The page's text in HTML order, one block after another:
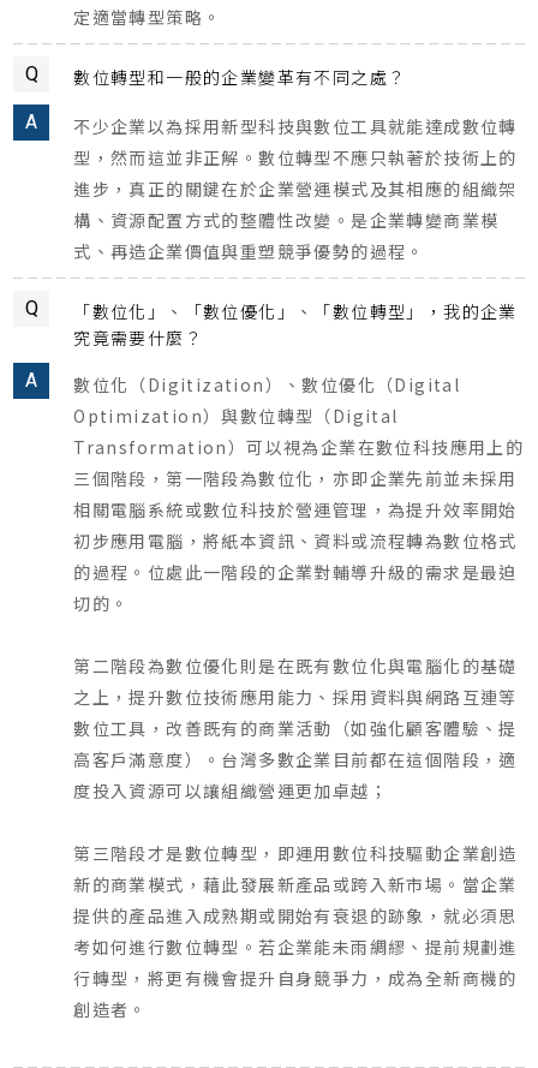
定適當轉型策略。
Q 數位轉型和一般的企業變革有不同之處？
A
不少企業以為採用新型科技與數位工具就能達成數位轉
型，然而這並非正解。數位轉型不應只執著於技術上的
進步，真正的關鍵在於企業營運模式及其相應的組織架
構、資源配置方式的整體性改變。是企業轉變商業模
式、再造企業價值與重塑競爭優勢的過程。
Q
「數位化」、「數位優化」、「數位轉型」，我的企業
究竟需要什麼？
A
數位化（Digitization）、數位優化（Digital
Optimization）與數位轉型（Digital
Transformation）可以視為企業在數位科技應用上的
三個階段，第一階段為數位化，亦即企業先前並未採用
相關電腦系統或數位科技於營運管理，為提升效率開始
初步應用電腦，將紙本資訊、資料或流程轉為數位格式
的過程。位處此一階段的企業對輔導升級的需求是最迫
切的。
第二階段為數位優化則是在既有數位化與電腦化的基礎
之上，提升數位技術應用能力、採用資料與網路互連等
數位工具，改善既有的商業活動（如強化顧客體驗、提
高客戶滿意度）。台灣多數企業目前都在這個階段，適
度投入資源可以讓組織營運更加卓越；
第三階段才是數位轉型，即運用數位科技驅動企業創造
新的商業模式，藉此發展新產品或跨入新市場。當企業
提供的產品進入成熟期或開始有衰退的跡象，就必須思
考如何進行數位轉型。若企業能未雨綢繆、提前規劃進
行轉型，將更有機會提升自身競爭力，成為全新商機的
創造者。